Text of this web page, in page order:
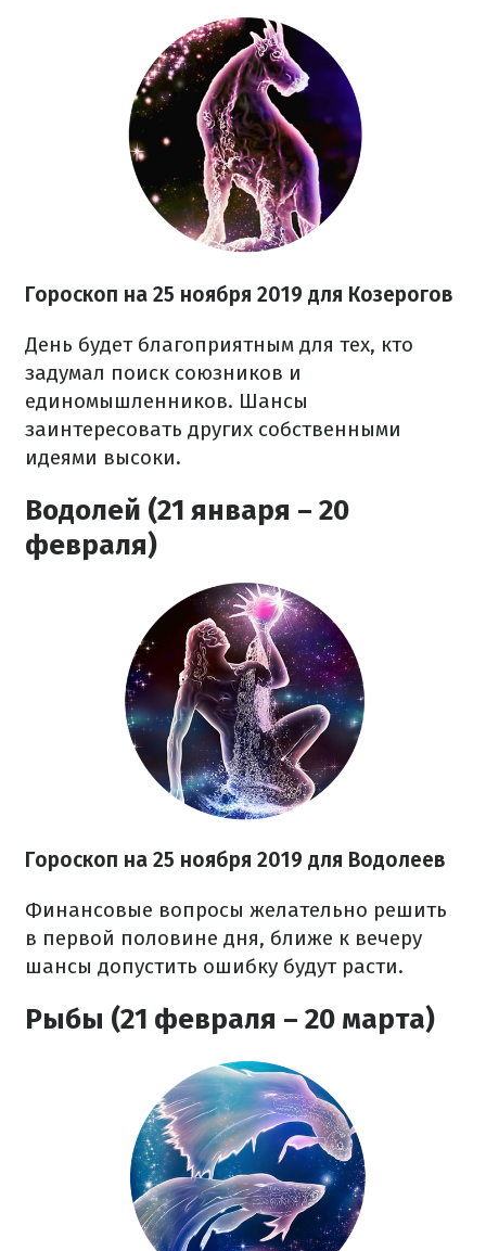
Гороскоп на 25 ноября 2019 для Козерогов
День будет благоприятным для тех, кто
задумал поиск союзников и
единомышленников. Шансы
заинтересовать других собственными
идеями высоки.
Водолей (21 января – 20
февраля)
Гороскоп на 25 ноября 2019 для Водолеев
Финансовые вопросы желательно решить
в первой половине дня, ближе к вечеру
шансы допустить ошибку будут расти.
Рыбы (21 февраля – 20 марта)